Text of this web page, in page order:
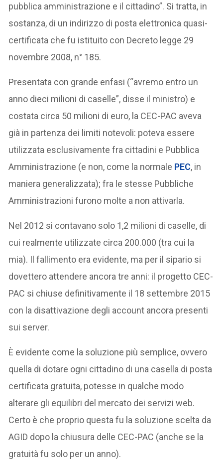
pubblica amministrazione e il cittadino”. Si tratta, in
sostanza, di un indirizzo di posta elettronica quasi-
certificata che fu istituito con Decreto legge 29
novembre 2008, n° 185.
Presentata con grande enfasi (“avremo entro un
anno dieci milioni di caselle”, disse il ministro) e
costata circa 50 milioni di euro, la CEC-PAC aveva
già in partenza dei limiti notevoli: poteva essere
utilizzata esclusivamente fra cittadini e Pubblica
Amministrazione (e non, come la normale PEC, in
maniera generalizzata); fra le stesse Pubbliche
Amministrazioni furono molte a non attivarla.
Nel 2012 si contavano solo 1,2 milioni di caselle, di
cui realmente utilizzate circa 200.000 (tra cui la
mia). Il fallimento era evidente, ma per il sipario si
dovettero attendere ancora tre anni: il progetto CEC-
PAC si chiuse definitivamente il 18 settembre 2015
con la disattivazione degli account ancora presenti
sui server.
È evidente come la soluzione più semplice, ovvero
quella di dotare ogni cittadino di una casella di posta
certificata gratuita, potesse in qualche modo
alterare gli equilibri del mercato dei servizi web.
Certo è che proprio questa fu la soluzione scelta da
AGID dopo la chiusura delle CEC-PAC (anche se la
gratuità fu solo per un anno).